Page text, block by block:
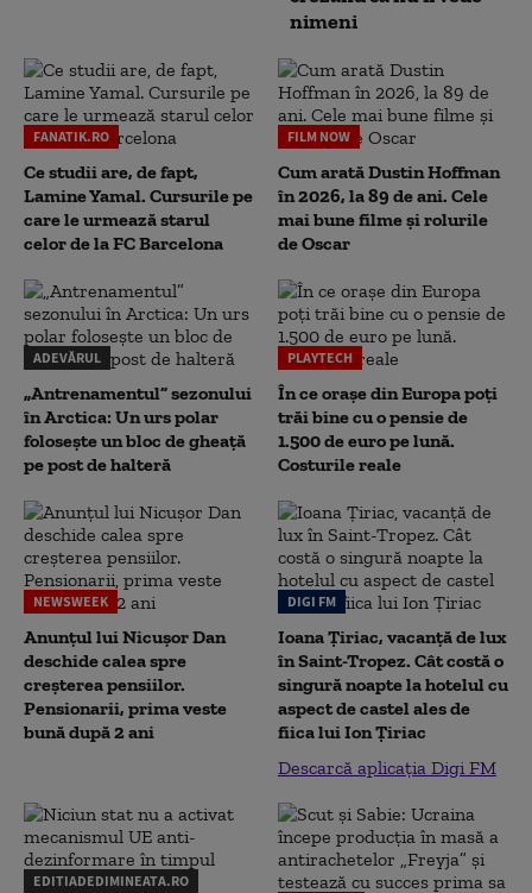
nimeni
FANATIK.RO
Ce studii are, de fapt,
Lamine Yamal. Cursurile pe
care le urmează starul
celor de la FC Barcelona
FILM NOW
Cum arată Dustin Hoffman
în 2026, la 89 de ani. Cele
mai bune filme și rolurile
de Oscar
ADEVĂRUL
„Antrenamentul” sezonului
în Arctica: Un urs polar
folosește un bloc de gheață
pe post de halteră
PLAYTECH
În ce orașe din Europa poți
trăi bine cu o pensie de
1.500 de euro pe lună.
Costurile reale
NEWSWEEK
Anunțul lui Nicușor Dan
deschide calea spre
creșterea pensiilor.
Pensionarii, prima veste
bună după 2 ani
DIGI FM
Ioana Țiriac, vacanță de lux
în Saint-Tropez. Cât costă o
singură noapte la hotelul cu
aspect de castel ales de
fiica lui Ion Țiriac
Descarcă aplicația Digi FM
EDITIADEDIMINEATA.RO